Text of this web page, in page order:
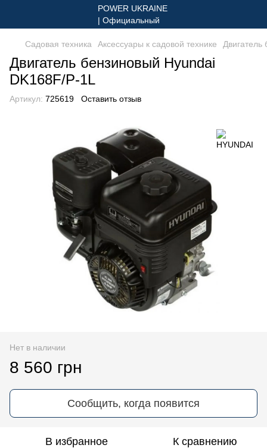
Садовая техника Аксессуары к садовой технике
Двигатель бензиновый Hyundai
DK168F/P-1L
Артикул: 725619 Оставить отзыв
Нет в наличии
8 560 грн
Сообщить, когда появится
В избранное К сравнению